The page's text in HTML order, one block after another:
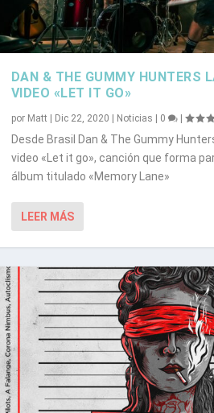
«LE...
UNEN ...
DAN & THE GUMMY HUNTERS
VIDEO «LET IT GO»
por Matt | Dic 22, 2020 | Noticias | 0 |
Desde Brasil Dan & The Gummy
video «Let it go», canción que forma
álbum titulado «Memory Lane»
LEER MÁS